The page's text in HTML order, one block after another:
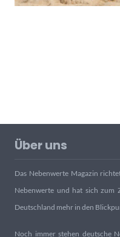
Über uns
Das Nebenwerte Magazin
Nebenwerte und hat sich zum
Deutschland mehr in den
Noch immer stehen deutsche